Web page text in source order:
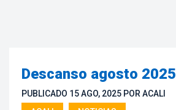
Descanso agosto 2025
PUBLICADO 15 AGO, 2025 POR ACALI